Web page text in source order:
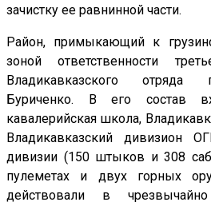
зачистку ее равнинной части.
Район, примыкающий к
зоной ответственности
Владикавказского отряда
Буриченко. В его состав
кавалерийская школа,
Владикавказский дивизион
дивизии (150 штыков и 308
пулеметах и двух горных
действовали в